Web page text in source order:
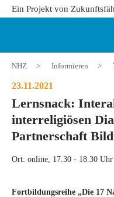
Ein Projekt von
NHZ > Informieren >
23.11.2021
Lernsnack:
interreligiösen
Partnerschaft
Ort: online, 17.30 - 18.30 Uhr
Fortbildungsreihe „Die 17